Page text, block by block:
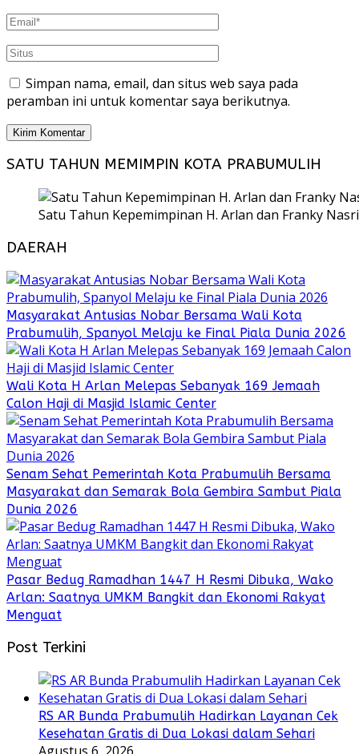
Simpan nama, email, dan situs web saya pada
peramban ini untuk komentar saya berikutnya.
SATU TAHUN MEMIMPIN KOTA PRABUMULIH
Satu Tahun Kepemimpinan H. Arlan dan Franky
DAERAH
Masyarakat Antusias Nobar Bersama Wali Kota
Prabumulih, Spanyol Melaju ke Final Piala Dunia 2026
Wali Kota H Arlan Melepas Sebanyak 169 Jemaah
Calon Haji di Masjid Islamic Center
Senam Sehat Pemerintah Kota Prabumulih Bersama
Masyarakat dan Semarak Bola Gembira Sambut Piala
Dunia 2026
Pasar Bedug Ramadhan 1447 H Resmi Dibuka, Wako
Arlan: Saatnya UMKM Bangkit dan Ekonomi Rakyat
Menguat
Post Terkini
RS AR Bunda Prabumulih Hadirkan Layanan Cek
Kesehatan Gratis di Dua Lokasi dalam Sehari